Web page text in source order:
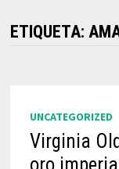
ETIQUETA:
UNCATEGORIZED
Virginia